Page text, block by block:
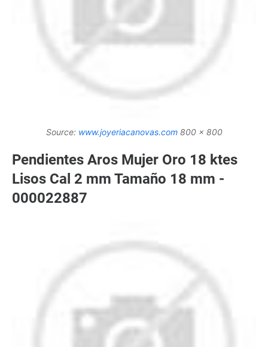
Source: www.joyeriacanovas.com800 x 800
Pendientes Aros Mujer Oro 18 ktes
Lisos Cal 2 mm Tamaño 18 mm -
000022887